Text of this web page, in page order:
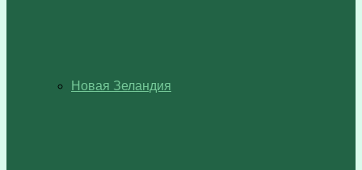
Новая Зеландия